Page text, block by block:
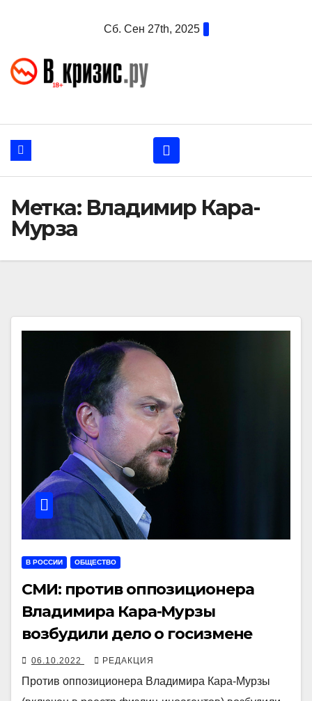
Сб. Сен 27th, 2025
Метка: Владимир Кара-
Мурза
В РОССИИ ОБЩЕСТВО
СМИ: против оппозиционера
Владимира Кара-Мурзы
возбудили дело о госизмене
06.10.2022 РЕДАКЦИЯ
Против оппозиционера Владимира Кара-Мурзы